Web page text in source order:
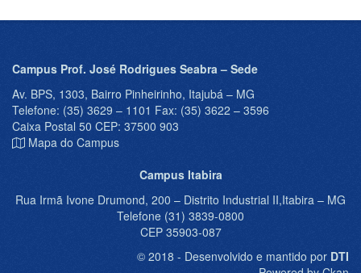
Campus Prof. José Rodrigues Seabra – Sede
Av. BPS, 1303, Bairro Pinheirinho, Itajubá – MG
Telefone: (35) 3629 – 1101 Fax: (35) 3622 – 3596
Caixa Postal 50 CEP: 37500 903
Mapa do Campus
Campus Itabira
Rua Irmã Ivone Drumond, 200 – Distrito Industrial II,Itabira – MG
Telefone (31) 3839-0800
CEP 35903-087
© 2018 - Desenvolvido e mantido por DTI